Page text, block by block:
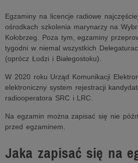
Egzaminy na licencje radiowe
ośrodkach szkolenia marynarzy na
Kołobrzeg. Poza tym, egzaminy
tygodni w niemal wszystkich
(oprócz Łodzi i Białegostoku).
W 2020 roku Urząd Komunikacji
elektroniczny system rejestracji
radiooperatora SRC i LRC.
Na egzamin można zapisać się nie
przed egzaminem.
Jaka zapisać się na